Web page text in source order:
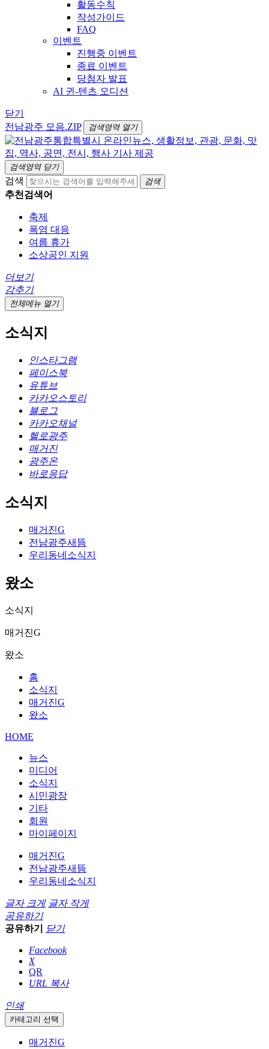
활동수칙
작성가이드
FAQ
이벤트
진행중 이벤트
종료 이벤트
당첨자 발표
AI 귄-텐츠 오디션
닫기
전남광주 모음.ZIP
검색영역 열기
검색영역 닫기
검색 검색
추천검색어
축제
폭염 대응
여름 휴가
소상공인 지원
더보기
감추기
전체메뉴 열기
소식지
인스타그램
페이스북
유튜브
카카오스토리
블로그
카카오채널
헬로광주
매거진
광주온
바로응답
소식지
매거진G
전남광주새뜸
우리동네소식지
왔소
소식지
매거진G
왔소
홈
소식지
매거진G
왔소
HOME
뉴스
미디어
소식지
시민광장
기타
회원
마이페이지
매거진G
전남광주새뜸
우리동네소식지
글자 크게 글자 작게
공유하기
공유하기
닫기
Facebook
X
QR
URL 복사
인쇄
카테고리 선택
매거진G